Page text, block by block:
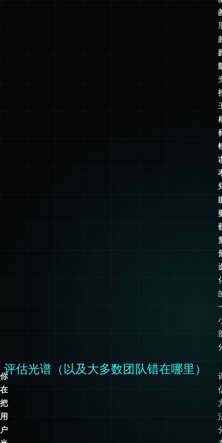
你
在
把
用
户
当
评估光谱（以及大多数团队错在哪里）